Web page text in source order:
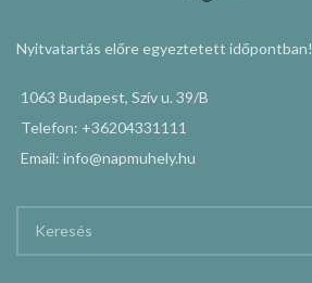
Nyitvatartás előre egyeztetett időpontban!
1063 Budapest, Szív u. 39/B
Telefon: +36204331111
Email: info@napmuhely.hu